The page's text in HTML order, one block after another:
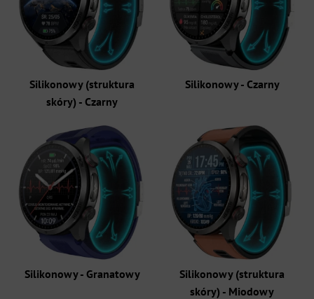
Silikonowy (struktura
skóry) - Czarny
Silikonowy - Czarny
Silikonowy - Granatowy
Silikonowy (struktura
skóry) - Miodowy